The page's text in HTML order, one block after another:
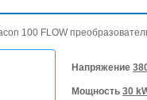
100 FLOW
Напряжение
Мощность 30